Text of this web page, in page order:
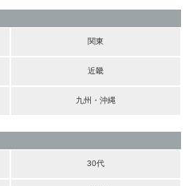
関東
近畿
九州・沖縄
30代